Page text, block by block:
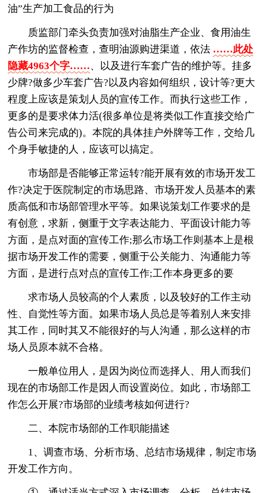
油”生产加工食品的行为
质监部门牵头负责加强对油脂生产企业、食用油生
产作坊的监督检查，查明油源购进渠道，依法 ……此处
隐藏4963个字……、以及进行车套广告的维护等。挂多
少牌?做多少车套广告?以及内容如何组织，设计等?更大
程度上应该是策划人员的宣传工作。而执行这些工作，
更多的是要求体力活(很多单位是将类似工作直接交给广
告公司来完成的)。本院的具体挂户外牌等工作，交给几
个身手敏捷的人，应该可以搞定。
市场部是否能够正常运转?能开展有效的市场开发工
作?决定于医院制定的市场思路、市场开发人员基本的素
质高低和市场部管理水平等。如果说策划工作要求的是
有创意，求新，侧重于文字表达能力、平面设计能力等
方面，是点对面的宣传工作;那么市场工作则基本上是根
据市场开发工作的需要，侧重于公关能力、沟通能力等
方面，是进行点对点的宣传工作;工作本身更多的要
求市场人员较高的个人素质，以及较好的工作主动
性、自觉性等方面。如果市场人员总是等着别人来安排
其工作，同时其又不能很好的与人沟通，那么这样的市
场人员原本就不合格。
一般单位用人，是因为岗位而选择人、用人而我们
现在的市场部工作是因人而设置岗位。如此，市场部工
作怎么开展?市场部的业绩考核如何进行?
二、本院市场部的工作职能描述
1、调查市场、分析市场、总结市场规律，制定市场
开发工作方向。